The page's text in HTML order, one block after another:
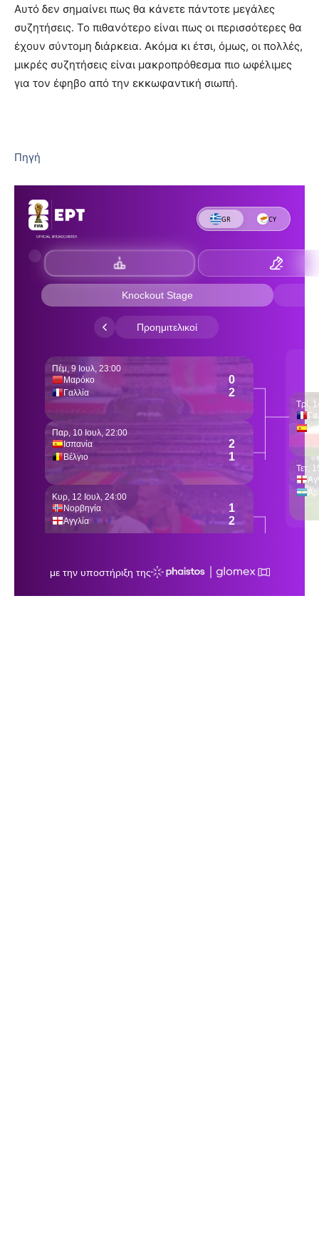
Αυτό δεν σημαίνει πως θα κάνετε πάντοτε μεγάλες
συζητήσεις. Το πιθανότερο είναι πως οι περισσότερες θα
έχουν σύντομη διάρκεια. Ακόμα κι έτσι, όμως, οι πολλές,
μικρές συζητήσεις είναι μακροπρόθεσμα πιο ωφέλιμες
για τον έφηβο από την εκκωφαντική σιωπή.
Πηγή